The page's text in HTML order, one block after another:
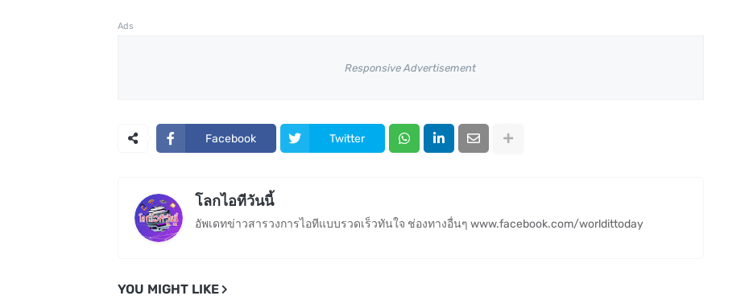
Ads
Responsive Advertisement
Facebook Twitter
โลกไอทีวันนี้
อัพเดทข่าวสารวงการไอทีแบบรวดเร็วทันใจ ช่องทางอื่นๆ www.facebook.com/worldittoday
YOU MIGHT LIKE